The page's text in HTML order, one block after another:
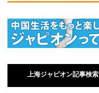
上海ジャピオン記事検索